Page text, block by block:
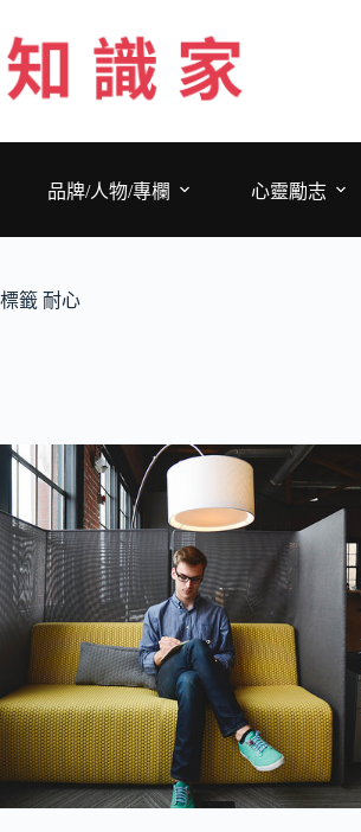
至
主
要
品牌/人物/專欄
心靈勵志
標籤 耐心